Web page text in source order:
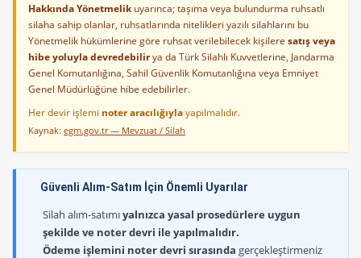
Hakkında Yönetmelikuyarınca; taşıma veya bulundurma ruhsatlı
silaha sahip olanlar, ruhsatlarında nitelikleri yazılı silahlarını bu
Yönetmelik hükümlerine göre ruhsat verilebilecek kişilere satış veya
hibe yoluyla devredebilirya da Türk Silahlı Kuvvetlerine, Jandarma
Genel Komutanlığına, Sahil Güvenlik Komutanlığına veya Emniyet
Genel Müdürlüğüne hibe edebilirler.
Her devir işlemi noter aracılığıylayapılmalıdır.
Kaynak: egm.gov.tr — Mevzuat / Silah
Güvenli Alım-Satım İçin Önemli Uyarılar
Silah alım-satımıyalnızca yasal prosedürlere uygun
şekilde ve noter devri ile yapılmalıdır.
Ödeme işlemini noter devri sırasında gerçekleştirmeniz